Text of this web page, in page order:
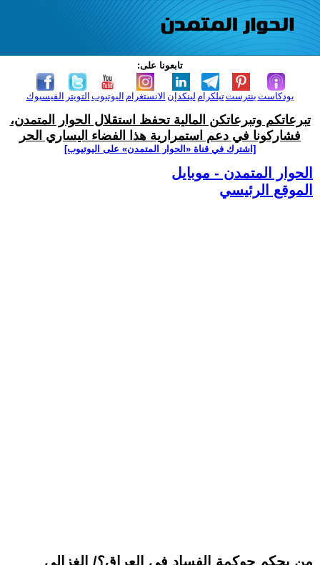
تابعونا على:
الفيسبوك التويتر اليوتيوب الانستغرام لينكدإن تيلكرامبنترست بودكاست
تبرعاتكم وتبرعاتكن المالية تحفظ استقلال الحوار المتمدن،
فشاركونا في دعم استمرارية هذا الفضاء اليساري الحر
[اشترك في قناة ‫«الحوار المتمدن» على اليوتيوب]
الحوار المتمدن - موبايل
الموقع الرئيسي
من يحكم حوكمة الفساد في العراق؟/ الغزالي